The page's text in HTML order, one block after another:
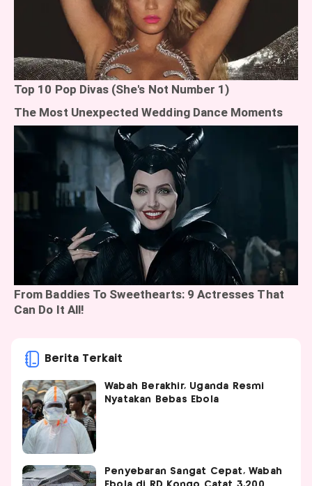
Berita Terkait
Wabah Berakhir, Uganda Resmi
Nyatakan Bebas Ebola
Penyebaran Sangat Cepat, Wabah